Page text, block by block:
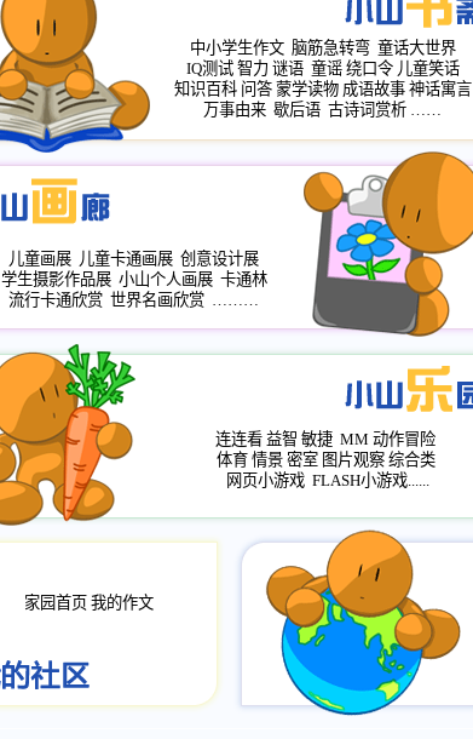
中小学生作文 脑筋急转弯 童话大世界
IQ测试 智力 谜语 童谣 绕口令 儿童笑话
知识百科 问答 蒙学读物 成语故事 神话寓言
万事由来 歇后语 古诗词赏析 ……
儿童画展 儿童卡通画展 创意设计展
学生摄影作品展 小山个人画展 卡通林
流行卡通欣赏 世界名画欣赏 ………
连连看 益智 敏捷 MM 动作冒险
体育 情景 密室 图片观察 综合类
网页小游戏 FLASH小游戏......
家园首页 我的作文